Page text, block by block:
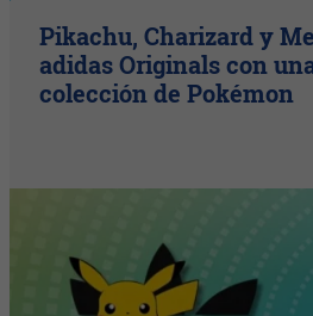
Pikachu, Charizard y
adidas Originals con
colección de Pokémon